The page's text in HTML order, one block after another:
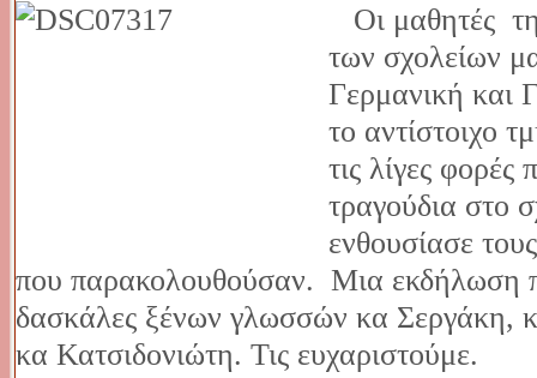
Οι μαθητές
των σχολείων
Γερμανική και
το αντίστοιχο
τις λίγες
τραγούδια στο
ενθουσίασε
που παρακολουθούσαν. Μια εκδήλωση
δασκάλες ξένων γλωσσών κα Σεργάκη,
κα Κατσιδονιώτη. Τις ευχαριστούμε.